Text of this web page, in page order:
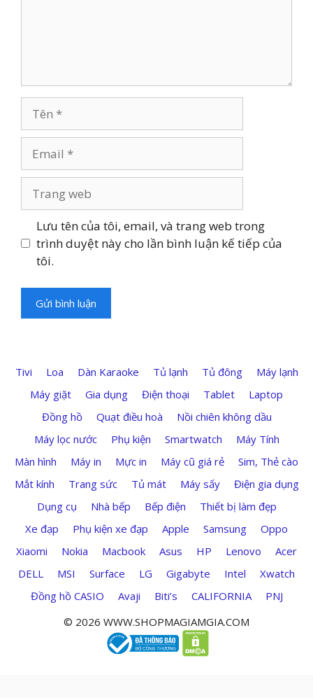
web
Lưu tên của tôi, email, và trang web trong
trình duyệt này cho lần bình luận kế tiếp của
tôi.
Tivi Loa Dàn Karaoke Tủ lạnh Tủ đông
Máy lạnh
Máy giặt
Gia dụng Điện thoại Tablet
Laptop
Đồng hồ
Quạt điều hoà
Nồi chiên không dầu
Máy lọc nước
Phụ kiện Smartwatch
Máy Tính
Màn hình
Máy in Mực in Máy cũ giá rẻ
Sim, Thẻ cào
Mắt kính
Trang sức Tủ mát Máy sấy
Điện gia dụng
Dụng cụ
Nhà bếp Bếp điện
Thiết bị làm đẹp
Xe đạp
Phụ kiện xe đạp Apple Samsung
Oppo
Xiaomi
Nokia Macbook Asus HP Lenovo
Acer
DELL
MSI Surface LG Gigabyte Intel
Xwatch
Đồng hồ CASIO
Avaji Biti’s CALIFORNIA
PNJ
© 2026 WWW.SHOPMAGIAMGIA.COM